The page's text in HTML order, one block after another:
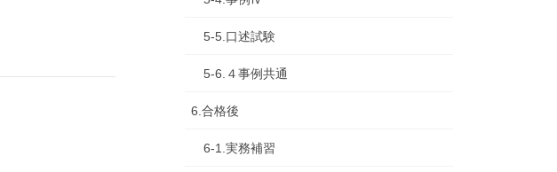
5-5.口述試験
5-6.４事例共通
6.合格後
6-1.実務補習